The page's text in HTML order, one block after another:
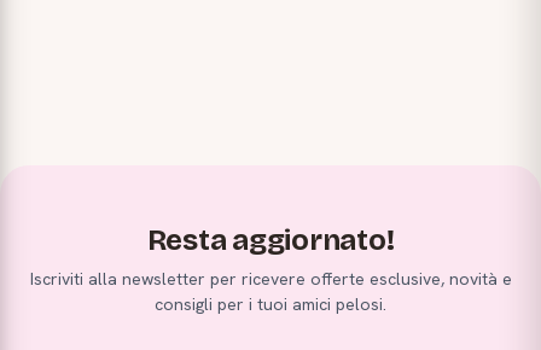
Resta aggiornato!
Iscriviti alla newsletter per ricevere offerte esclusive, novità e
consigli per i tuoi amici pelosi.